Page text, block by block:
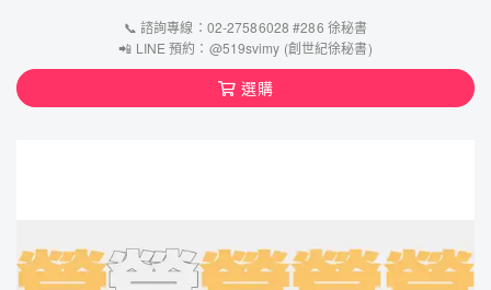
📞 諮詢專線：02-27586028 #286 徐秘書
📲 LINE 預約：@519svimy (創世紀徐秘書)
選購